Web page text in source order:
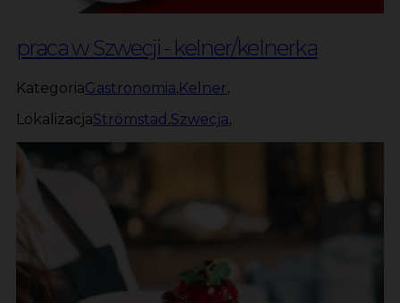
praca w Szwecji - kelner/kelnerka
KategoriaGastronomia,Kelner,
LokalizacjaStrömstad ,Szwecja,